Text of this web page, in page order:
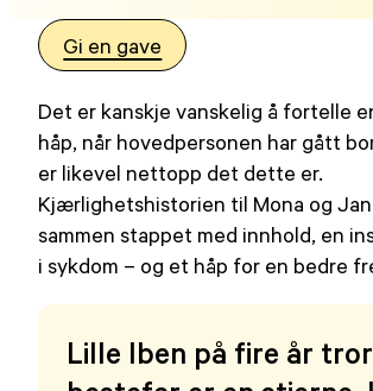
Gi en gave
Det er kanskje vanskelig å fortelle
håp, når hovedpersonen har gått
er likevel nettopp det dette er.
Kjærlighetshistorien til Mona og
sammen stappet med innhold, en
i sykdom – og et håp for en bedre
Lille Iben på fire år tror